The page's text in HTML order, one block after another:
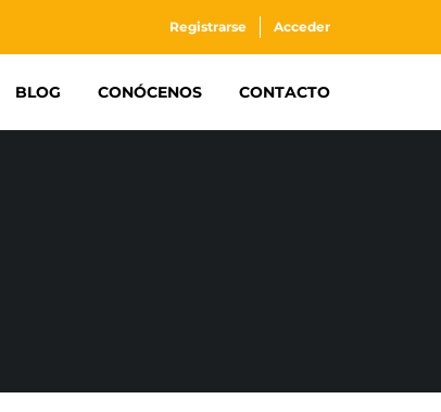
Registrarse Acceder
BLOG CONÓCENOS CONTACTO